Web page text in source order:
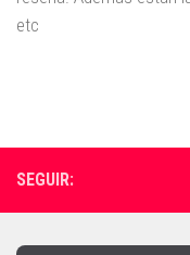
etc
SEGUIR: